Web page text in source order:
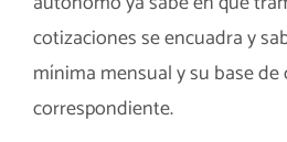
cotizaciones se encuadra y
mínima mensual y su base
correspondiente.